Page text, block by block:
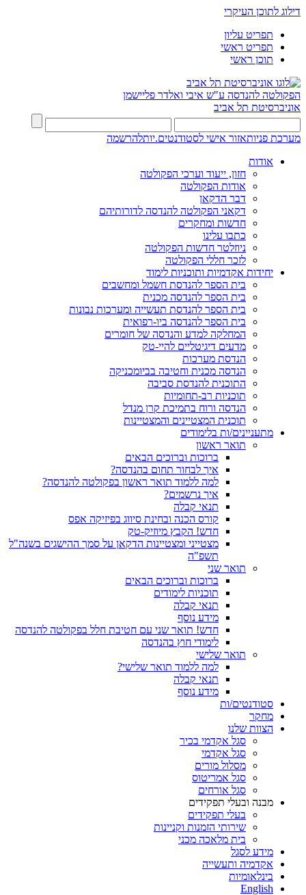
דילוג לתוכן העיקרי
תפריט עליון
תפריט ראשי
תוכן ראשי
הפקולטה להנדסה ע"ש איבי ואלדר פליישמן
אוניברסיטת תל אביב
מערכת פניותאזור אישי לסטודנטים.יותלהרשמה
אודות
חזון, ייעוד וערכי הפקולטה
אודות הפקולטה
דבר הדקאן
דקאני הפקולטה להנדסה לדורותיהם
חדשות ומחקרים
כתבו עלינו
ניוזלטר חדשות הפקולטה
לזכר חללי הפקולטה
יחידות אקדמיות ותוכניות לימוד
בית הספר להנדסת חשמל ומחשבים
בית הספר להנדסה מכנית
בית הספר להנדסת תעשייה ומערכות נבונות
בית הספר להנדסה ביו-רפואית
המחלקה למדע והנדסה של חומרים
מדעים דיגיטליים להיי-טק
הנדסת מערכות
הנדסה מכנית וחטיבה בביומכניקה
התוכנית להנדסת סביבה
תוכניות רב-תחומיות
הנדסה ורוח בתמיכת קרן מנדל
תוכנית המצטיינים והמצטיינות
מתעניינים/ות בלימודים
תואר ראשון
ברוכות וברוכים הבאים
איך לבחור תחום בהנדסה?
למה ללמוד תואר ראשון בפקולטה להנדסה?
איך נרשמים?
תנאי קבלה
קורס הכנה ובחינת סיווג בפיזיקה אפס
חדש! הקבץ מיוזיק-טק
מצטייני ומצטיינות הדקאן על סמך ההישגים בשנה"ל
תשפ"ה
תואר שני
ברוכות וברוכים הבאים
תוכניות לימודים
תנאי קבלה
מידע נוסף
חדש! תואר שני עם חטיבת חלל בפקולטה להנדסה
לימודי חוץ בהנדסה
תואר שלישי
למה ללמוד תואר שלישי?
תנאי קבלה
מידע נוסף
סטודנטים/ות
מחקר
הצוות שלנו
סגל אקדמי בכיר
סגל אקדמי
מסלול מורים
סגל אמריטוס
סגל אורחים
מבנה ובעלי תפקידים
בעלי תפקידים
שירותי הזמנות וקניינות
בית מלאכה מכני
מידע לסגל
אקדמיה ותעשייה
בינלאומיות
English